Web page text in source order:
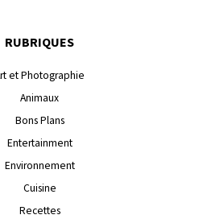
RUBRIQUES
et Photographie
Animaux
Bons Plans
Entertainment
Environnement
Cuisine
Recettes